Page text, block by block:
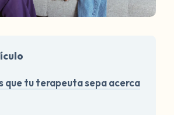
que tu terapeuta sepa acerca